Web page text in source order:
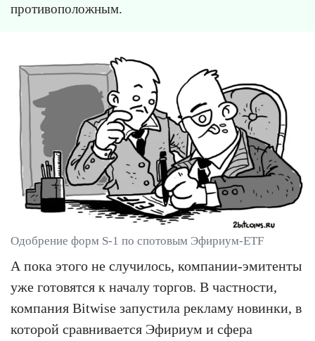
противоположным.
Одобрение форм S-1 по спотовым Эфириум-ETF
А пока этого не случилось, компании-эмитенты
уже готовятся к началу торгов. В частности,
компания Bitwise запустила рекламу новинки, в
которой сравнивается Эфириум и сфера